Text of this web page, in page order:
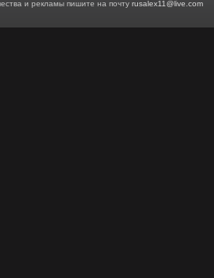
и рекламы пишите на почтуrusalex11@live.com